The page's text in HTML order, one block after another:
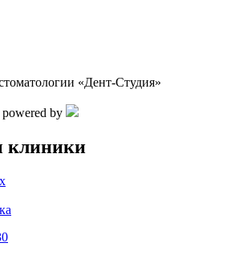
«Дент-Студия»
powered by
клиники